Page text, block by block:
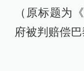
（原标题为
府被判赔偿巴